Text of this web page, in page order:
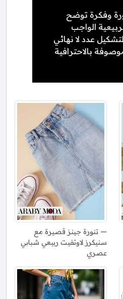
من 50 صورة وفكرة توضح
الواجب
عدد لا نهائي
بالاحترافية
تنورة جينز قصيرة مع
سنيكرز لاوتفيت ربيعي شبابي
عصري